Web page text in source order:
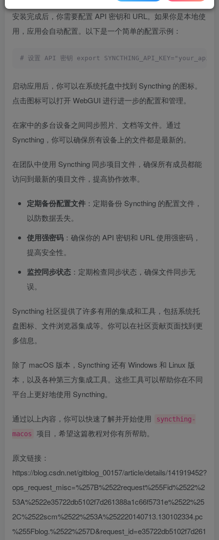
安装完成后，你需要配置 API 密钥和 URL。如果你是本地使
用，应用会自动配置。以下是一个简单的配置示例：
# 设置 API 密钥 export
启动应用后，你可以在系统托盘中找到 Syncthing 的图标。
点击图标可以打开 WebGUI 进行进一步的配置和管理。
在家中的多台设备之间同步照片、文档等文件。通过
Syncthing，你可以确保所有设备上的文件都是最新的。
在团队中使用 Syncthing 同步项目文件，确保所有成员都能
访问到最新的项目文件，提高协作效率。
定期备份配置文件 ：定期备份 Syncthing 的配置文件，
以防数据丢失。
使用强密码 ：确保你的 API 密钥和 URL 使用强密码，
提高安全性。
监控同步状态 ：定期检查同步状态，确保文件同步无
误。
Syncthing 社区提供了许多有用的集成和工具，包括系统托
盘图标、文件浏览器集成等。你可以在社区贡献页面找到更
多信息。
除了 macOS 版本，Syncthing 还有 Windows 和 Linux 版
本，以及各种第三方集成工具。这些工具可以帮助你在不同
平台上更好地使用 Syncthing。
通过以上内容，你可以快速了解并开始使用
syncthing-
macos
项目，希望这篇教程对你有所帮助。
原文链接：
https://blog.csdn.net/gitblog_00157/article/details/141919452?
ops_request_misc=%257B%2522request%255Fid%2522%2
53A%2522e35722db5102f7d261388a1c66f5731e%2522%25
2C%2522scm%2522%253A%252220140713.130102334.pc
%255Fblog.%2522%257D&request_id=e35722db5102f7d261